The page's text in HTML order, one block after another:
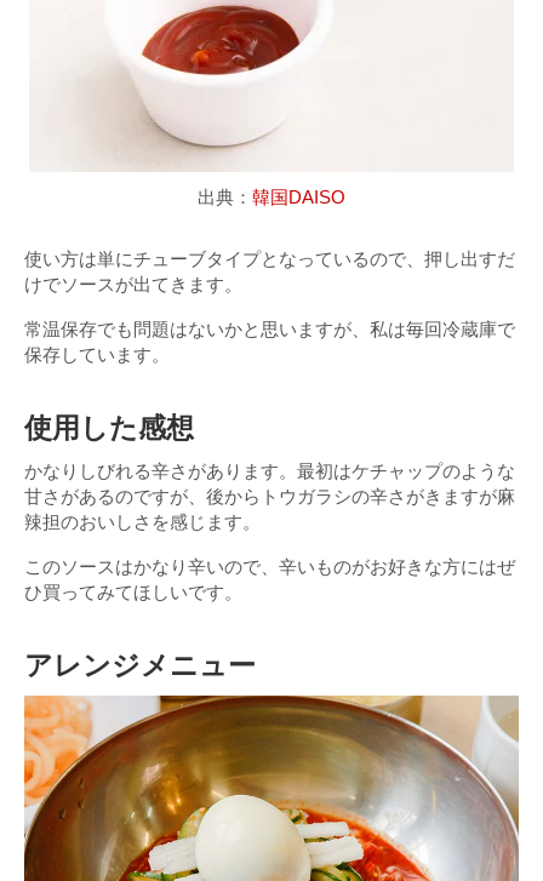
出典： 韓国DAISO
使い方は単にチューブタイプとなっているので、押し出すだ
けでソースが出てきます。
常温保存でも問題はないかと思いますが、私は毎回冷蔵庫で
保存しています。
使用した感想
かなりしびれる辛さがあります。最初はケチャップのような
甘さがあるのですが、後からトウガラシの辛さがきますが麻
辣担のおいしさを感じます。
このソースはかなり辛いので、辛いものがお好きな方にはぜ
ひ買ってみてほしいです。
アレンジメニュー